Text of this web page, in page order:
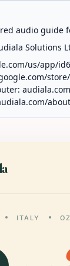
audio guide
Solutions
us/app/
ITALY